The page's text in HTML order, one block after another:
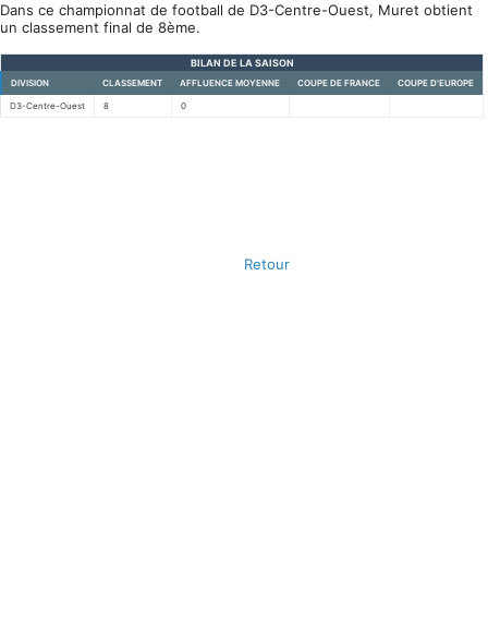
Dans ce championnat de football de D3-Centre-Ouest, Muret obtient
un classement final de 8ème.
BILAN DE LA SAISON
DIVISION CLASSEMENT AFFLUENCE MOYENNE COUPE DE FRANCE COUPE D'EUROPE
D3-Centre-Ouest 8 0
Retour